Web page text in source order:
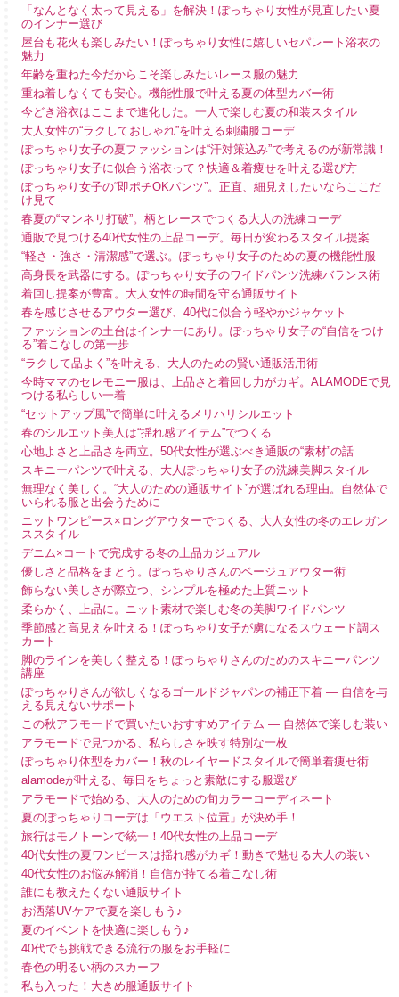
「なんとなく太って見える」を解決！ぽっちゃり女性が見直したい夏
のインナー選び
屋台も花火も楽しみたい！ぽっちゃり女性に嬉しいセパレート浴衣の
魅力
年齢を重ねた今だからこそ楽しみたいレース服の魅力
重ね着しなくても安心。機能性服で叶える夏の体型カバー術
今どき浴衣はここまで進化した。一人で楽しむ夏の和装スタイル
大人女性の“ラクしておしゃれ”を叶える刺繍服コーデ
ぽっちゃり女子の夏ファッションは“汗対策込み”で考えるのが新常識！
ぽっちゃり女子に似合う浴衣って？快適＆着痩せを叶える選び方
ぽっちゃり女子の“即ポチOKパンツ”。正直、細見えしたいならここだ
け見て
春夏の“マンネリ打破”。柄とレースでつくる大人の洗練コーデ
通販で見つける40代女性の上品コーデ。毎日が変わるスタイル提案
“軽さ・強さ・清潔感”で選ぶ。ぽっちゃり女子のための夏の機能性服
高身長を武器にする。ぽっちゃり女子のワイドパンツ洗練バランス術
着回し提案が豊富。大人女性の時間を守る通販サイト
春を感じさせるアウター選び、40代に似合う軽やかジャケット
ファッションの土台はインナーにあり。ぽっちゃり女子の“自信をつけ
る”着こなしの第一歩
“ラクして品よく”を叶える、大人のための賢い通販活用術
今時ママのセレモニー服は、上品さと着回し力がカギ。ALAMODEで見
つける私らしい一着
“セットアップ風”で簡単に叶えるメリハリシルエット
春のシルエット美人は“揺れ感アイテム”でつくる
心地よさと上品さを両立。50代女性が選ぶべき通販の“素材”の話
スキニーパンツで叶える、大人ぽっちゃり女子の洗練美脚スタイル
無理なく美しく。“大人のための通販サイト”が選ばれる理由。自然体で
いられる服と出会うために
ニットワンピース×ロングアウターでつくる、大人女性の冬のエレガン
ススタイル
デニム×コートで完成する冬の上品カジュアル
優しさと品格をまとう。ぽっちゃりさんのベージュアウター術
飾らない美しさが際立つ、シンプルを極めた上質ニット
柔らかく、上品に。ニット素材で楽しむ冬の美脚ワイドパンツ
季節感と高見えを叶える！ぽっちゃり女子が虜になるスウェード調ス
カート
脚のラインを美しく整える！ぽっちゃりさんのためのスキニーパンツ
講座
ぽっちゃりさんが欲しくなるゴールドジャパンの補正下着 ― 自信を与
える見えないサポート
この秋アラモードで買いたいおすすめアイテム ― 自然体で楽しむ装い
アラモードで見つかる、私らしさを映す特別な一枚
ぽっちゃり体型をカバー！秋のレイヤードスタイルで簡単着痩せ術
alamodeが叶える、毎日をちょっと素敵にする服選び
アラモードで始める、大人のための旬カラーコーディネート
夏のぽっちゃりコーデは「ウエスト位置」が決め手！
旅行はモノトーンで統一！40代女性の上品コーデ
40代女性の夏ワンピースは揺れ感がカギ！動きで魅せる大人の装い
40代女性のお悩み解消！自信が持てる着こなし術
誰にも教えたくない通販サイト
お洒落UVケアで夏を楽しもう♪
夏のイベントを快適に楽しもう♪
40代でも挑戦できる流行の服をお手軽に
春色の明るい柄のスカーフ
私も入った！大きめ服通販サイト